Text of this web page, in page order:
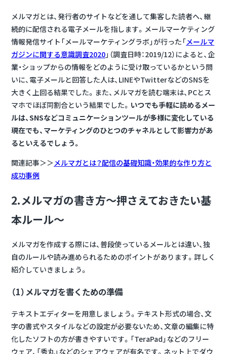
メルマガとは、発行者のサイトなどを通して集客した読者へ、継
続的に配信される電子メールを指します。メールマーケティング
情報発信サイト「メールマーケティングラボ」が行った「メールマ
ガジンに関する意識調査2020」（調査日時：2019/12）によると、企
業・ショップからの情報をどのように受け取っているかという問
いに、電子メールと回答した人は、LINEやTwitterなどのSNSを
大きく上回る結果でした。また、メルマガを読む端末は、PCとス
マホでほぼ同割合という結果でした。 いつでも手軽に読めるメー
ルは、SNSなどコミュニケーションツールが多様に変化している
現在でも、マーケティングのひとつのチャネルとして影響力があ
るといえるでしょう。
関連記事＞＞メルマガとは？配信の基礎知識・効果的な作り方と
成功事例
2.メルマガの書き方～押さえておきたい基
本ルール～
メルマガを作成する際には、普段使っているメールとは違い、独
自のルールや読み進められるためのポイントがあります。詳しく
紹介していきましょう。
（1）メルマガを書くための準備
テキストエディターを用意しましょう。テキスト形式の場合、文
字の書式やスタイルなどの設定が必要ないため、文章の編集に特
化したソフトの方が書きやすいです。「TeraPad」などのフリー
ウェア、「秀丸」などのシェアウェアが有名です。ネット上でダウ